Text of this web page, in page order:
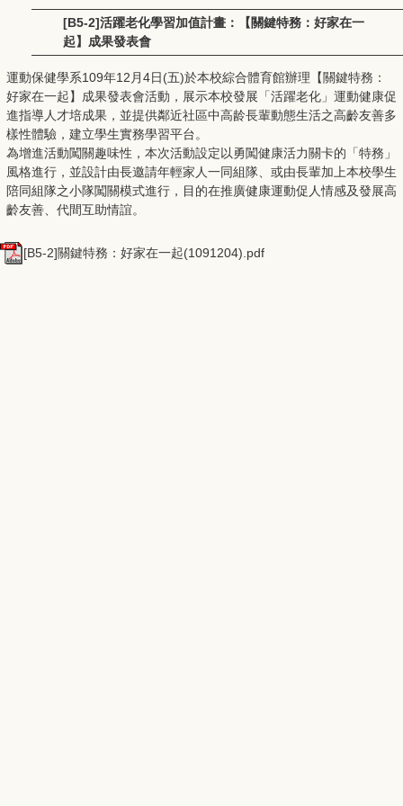
[B5-2]活躍老化學習加值計畫：【關鍵特務：好家在一
起】成果發表會
運動保健學系109年12月4日(五)於本校綜合體育館辦理【關鍵特務：
好家在一起】成果發表會活動，展示本校發展「活躍老化」運動健康促
進指導人才培成果，並提供鄰近社區中高龄長輩動態生活之高齡友善多
樣性體驗，建立學生實務學習平台。
為增進活動闖關趣味性，本次活動設定以勇闖健康活力關卡的「特務」
風格進行，並設計由長邀請年輕家人一同組隊、或由長輩加上本校學生
陪同組隊之小隊闖關模式進行，目的在推廣健康運動促人情感及發展高
齡友善、代間互助情誼。
[B5-2]關鍵特務：好家在一起(1091204).pdf